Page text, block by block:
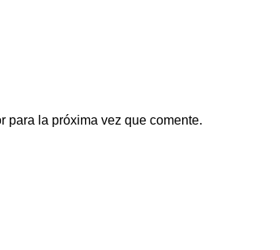
para la próxima vez que comente.